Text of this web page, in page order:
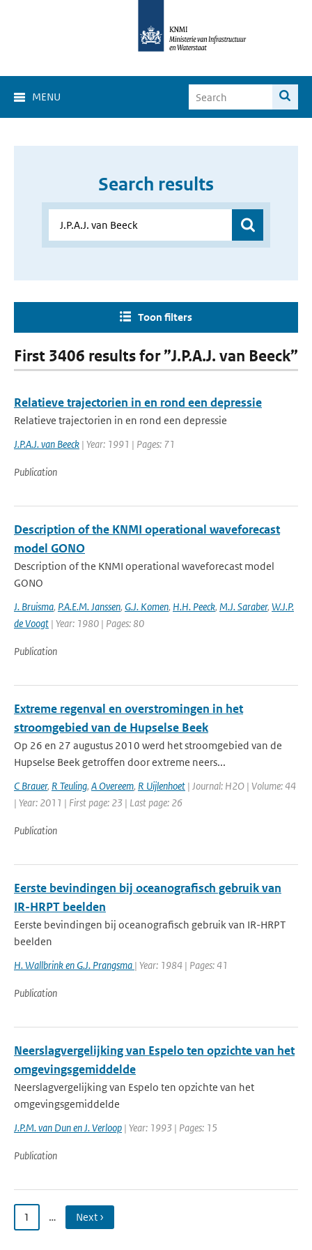
MENU
Search results
Toon filters
First 3406 results for ”J.P.A.J. van Beeck”
Relatieve trajectorien in en rond een depressie
Relatieve trajectorien in en rond een depressie
J.P.A.J. van Beeck | Year: 1991 | Pages: 71
Publication
Description of the KNMI operational waveforecast
model GONO
Description of the KNMI operational waveforecast model
GONO
J. Bruisma, P.A.E.M. Janssen, G.J. Komen, H.H. Peeck, M.J. Saraber, W.J.P.
de Voogt | Year: 1980 | Pages: 80
Publication
Extreme regenval en overstromingen in het
stroomgebied van de Hupselse Beek
Op 26 en 27 augustus 2010 werd het stroomgebied van de
Hupselse Beek getroffen door extreme neers...
C Brauer, R Teuling, A Overeem, R Uijlenhoet | Journal: H2O | Volume: 44
| Year: 2011 | First page: 23 | Last page: 26
Publication
Eerste bevindingen bij oceanografisch gebruik van
IR-HRPT beelden
Eerste bevindingen bij oceanografisch gebruik van IR-HRPT
beelden
H. Wallbrink en G.J. Prangsma | Year: 1984 | Pages: 41
Publication
Neerslagvergelijking van Espelo ten opzichte van het
omgevingsgemiddelde
Neerslagvergelijking van Espelo ten opzichte van het
omgevingsgemiddelde
J.P.M. van Dun en J. Verloop | Year: 1993 | Pages: 15
Publication
1 … Next ›